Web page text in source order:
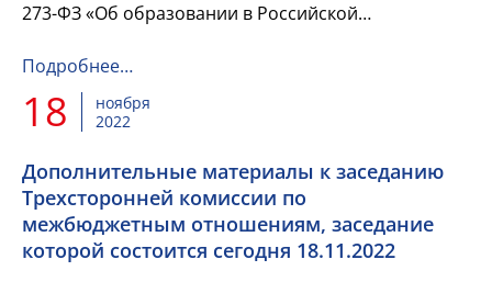
273-ФЗ «Об образовании в Российской
Подробнее…
18
ноября
2022
Дополнительные материалы к заседанию
Трехсторонней комиссии по
межбюджетным отношениям, заседание
которой состоится сегодня 18.11.2022